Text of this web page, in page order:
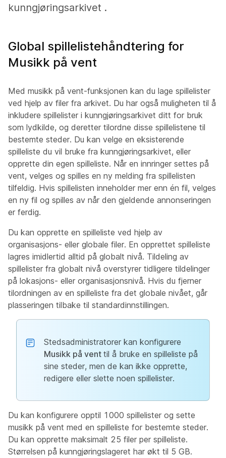
kunngjøringsarkivet .
Global spillelistehåndtering for
Musikk på vent
Med musikk på vent-funksjonen kan du lage spillelister
ved hjelp av filer fra arkivet. Du har også muligheten til å
inkludere spillelister i kunngjøringsarkivet ditt for bruk
som lydkilde, og deretter tilordne disse spillelistene til
bestemte steder. Du kan velge en eksisterende
spilleliste du vil bruke fra kunngjøringsarkivet, eller
opprette din egen spilleliste. Når en innringer settes på
vent, velges og spilles en ny melding fra spillelisten
tilfeldig. Hvis spillelisten inneholder mer enn én fil, velges
en ny fil og spilles av når den gjeldende annonseringen
er ferdig.
Du kan opprette en spilleliste ved hjelp av
organisasjons- eller globale filer. En opprettet spilleliste
lagres imidlertid alltid på globalt nivå. Tildeling av
spillelister fra globalt nivå overstyrer tidligere tildelinger
på lokasjons- eller organisasjonsnivå. Hvis du fjerner
tilordningen av en spilleliste fra det globale nivået, går
plasseringen tilbake til standardinnstillingen.
Stedsadministratorer kan konfigurere
Musikk på vent til å bruke en spilleliste på
sine steder, men de kan ikke opprette,
redigere eller slette noen spillelister.
Du kan konfigurere opptil 1000 spillelister og sette
musikk på vent med en spilleliste for bestemte steder.
Du kan opprette maksimalt 25 filer per spilleliste.
Størrelsen på kunngjøringslageret har økt til 5 GB.